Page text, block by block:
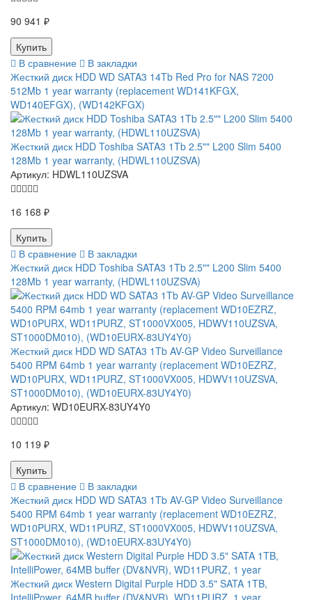
90 941 ₽
В сравнение
В закладки
Жесткий диск HDD WD SATA3 14Tb Red Pro for NAS 7200
512Mb 1 year warranty (replacement WD141KFGX,
WD140EFGX), (WD142KFGX)
Жесткий диск HDD Toshiba SATA3 1Tb 2.5"" L200 Slim 5400
128Mb 1 year warranty, (HDWL110UZSVA)
Артикул: HDWL110UZSVA
16 168 ₽
В сравнение
В закладки
Жесткий диск HDD Toshiba SATA3 1Tb 2.5"" L200 Slim 5400
128Mb 1 year warranty, (HDWL110UZSVA)
Жесткий диск HDD WD SATA3 1Tb AV-GP Video Surveillance
5400 RPM 64mb 1 year warranty (replacement WD10EZRZ,
WD10PURX, WD11PURZ, ST1000VX005, HDWV110UZSVA,
ST1000DM010), (WD10EURX-83UY4Y0)
Артикул: WD10EURX-83UY4Y0
10 119 ₽
В сравнение
В закладки
Жесткий диск HDD WD SATA3 1Tb AV-GP Video Surveillance
5400 RPM 64mb 1 year warranty (replacement WD10EZRZ,
WD10PURX, WD11PURZ, ST1000VX005, HDWV110UZSVA,
ST1000DM010), (WD10EURX-83UY4Y0)
Жесткий диск Western Digital Purple HDD 3.5" SATA 1TB,
IntelliPower, 64MB buffer (DV&NVR), WD11PURZ, 1 year